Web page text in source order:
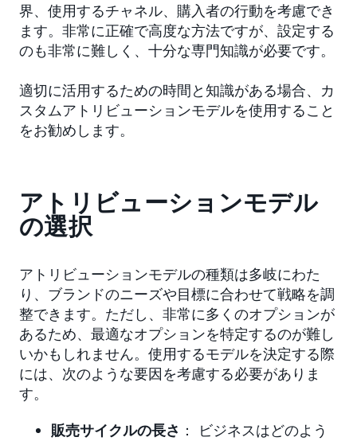
界、使用するチャネル、購入者の行動を考慮でき
ます。非常に正確で高度な方法ですが、設定する
のも非常に難しく、十分な専門知識が必要です。
適切に活用するための時間と知識がある場合、カ
スタムアトリビューションモデルを使用すること
をお勧めします。
アトリビューションモデル
の選択
アトリビューションモデルの種類は多岐にわた
り、ブランドのニーズや目標に合わせて戦略を調
整できます。ただし、非常に多くのオプションが
あるため、最適なオプションを特定するのが難し
いかもしれません。使用するモデルを決定する際
には、次のような要因を考慮する必要がありま
す。
販売サイクルの長さ ： ビジネスはどのよう